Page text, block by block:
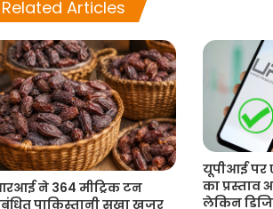
Related Articles
ने 364 मीट्रिक टन
पाकिस्तानी सूखा खजूर
यूपीआई पर
का
लेकिन